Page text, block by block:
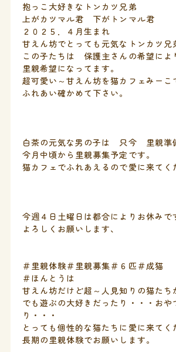
抱っこ大好きなトンカツ兄弟
上がカツマル君 下がトンマル君
２０２５．４月生まれ
甘えん坊でとっても元気なトンカツ兄
この子たちは 保護主さんの希望に
里親希望になってます。
超可愛い～甘えん坊を猫カフェみーこ
ふれあい確かめて下さい。
白茶の元気な男の子は 只今 里親準
今月中頃から里親募集予定です。
猫カフェでふれあえるので愛に来てく
今週４日土曜日は都合によりお休みで
よろしくお願いします、
＃里親体験＃里親募集＃６匹＃成猫
＃ほんとうは
甘えん坊だけど超～人見知りの猫たち
でも遊ぶの大好きだったり・・・おや
り・・・
とっても個性的な猫たちに愛に来てく
長期の里親体験でお願いします。